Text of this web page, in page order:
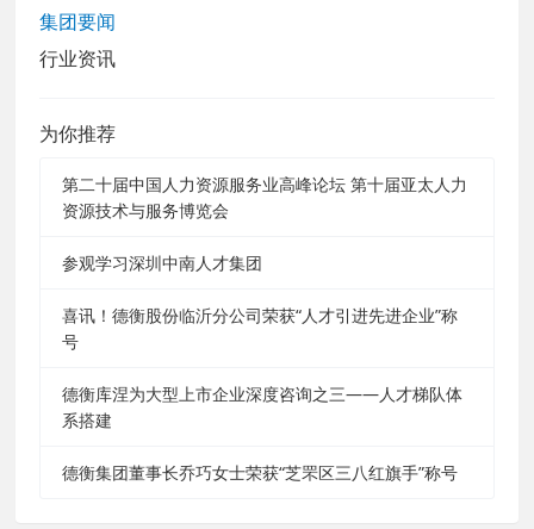
集团要闻
行业资讯
为你推荐
第二十届中国人力资源服务业高峰论坛 第十届亚太人力
资源技术与服务博览会
参观学习深圳中南人才集团
喜讯！德衡股份临沂分公司荣获“人才引进先进企业”称
号
德衡库涅为大型上市企业深度咨询之三——人才梯队体
系搭建
德衡集团董事长乔巧女士荣获“芝罘区三八红旗手”称号